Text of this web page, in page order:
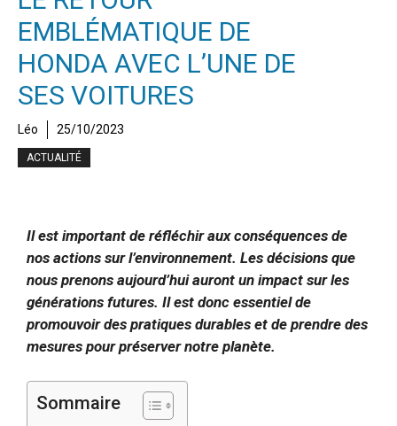
EMBLÉMATIQUE DE
HONDA AVEC L’UNE DE
SES VOITURES
Léo 25/10/2023
ACTUALITÉ
Il est important de réfléchir aux conséquences de
nos actions sur l’environnement. Les décisions que
nous prenons aujourd’hui auront un impact sur les
générations futures. Il est donc essentiel de
promouvoir des pratiques durables et de prendre des
mesures pour préserver notre planète.
Sommaire